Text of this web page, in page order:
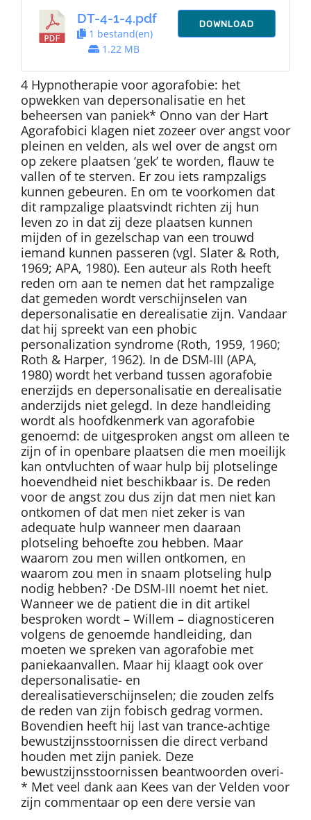
Contact
DT-4-1-4.pdf
1 bestand(en)
1.22 MB
DOWNLOAD
4 Hypnotherapie voor agorafobie: het
opwekken van depersonalisatie en het
beheersen van paniek* Onno van der Hart
Agorafobici klagen niet zozeer over angst voor
pleinen en velden, als wel over de angst om
op zekere plaatsen ‘gek’ te worden, flauw te
vallen of te sterven. Er zou iets rampzaligs
kunnen gebeuren. En om te voorkomen dat
dit rampzalige plaatsvindt richten zij hun
leven zo in dat zij deze plaatsen kunnen
mijden of in gezelschap van een trouwd
iemand kunnen passeren (vgl. Slater & Roth,
1969; APA, 1980). Een auteur als Roth heeft
reden om aan te nemen dat het rampzalige
dat gemeden wordt verschijnselen van
depersonalisatie en derealisatie zijn. Vandaar
dat hij spreekt van een phobic
personalization syndrome (Roth, 1959, 1960;
Roth & Harper, 1962). In de DSM-III (APA,
1980) wordt het verband tussen agorafobie
enerzijds en depersonalisatie en derealisatie
anderzijds niet gelegd. In deze handleiding
wordt als hoofdkenmerk van agorafobie
genoemd: de uitgesproken angst om alleen te
zijn of in openbare plaatsen die men moeilijk
kan ontvluchten of waar hulp bij plotselinge
hoevendheid niet beschikbaar is. De reden
voor de angst zou dus zijn dat men niet kan
ontkomen of dat men niet zeker is van
adequate hulp wanneer men daaraan
plotseling behoefte zou hebben. Maar
waarom zou men willen ontkomen, en
waarom zou men in snaam plotseling hulp
nodig hebben? ·De DSM-III noemt het niet.
Wanneer we de patient die in dit artikel
besproken wordt – Willem – diagnosticeren
volgens de genoemde handleiding, dan
moeten we spreken van agorafobie met
paniekaanvallen. Maar hij klaagt ook over
depersonalisatie- en
derealisatieverschijnselen; die zouden zelfs
de reden van zijn fobisch gedrag vormen.
Bovendien heeft hij last van trance-achtige
bewustzijnsstoornissen die direct verband
houden met zijn paniek. Deze
bewustzijnsstoornissen beantwoorden overi-
* Met veel dank aan Kees van der Velden voor
zijn commentaar op een dere versie van